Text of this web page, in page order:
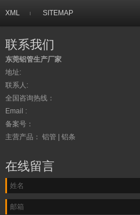
XML SITEMAP
联系我们
东莞铝管生产厂家
地址:
联系人:
全国咨询热线：
Email :
备案号：
主营产品： 铝管 | 铝条
在线留言